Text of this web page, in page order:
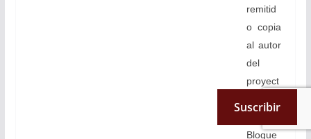
remitid
o copia
al autor
del
proyect
Bloque
Suscribir